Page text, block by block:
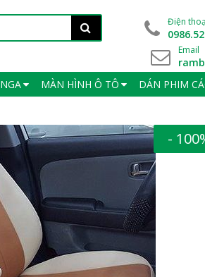
Điện
Email
MÀN HÌNH Ô TÔ DÁN PHIM
-